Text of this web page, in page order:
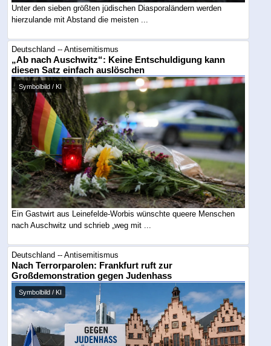
Unter den sieben größten jüdischen Diasporaländern werden
hierzulande mit Abstand die meisten ...
Deutschland -- Antisemitismus
„Ab nach Auschwitz“: Keine Entschuldigung kann
diesen Satz einfach auslöschen
Symbolbild / KI
Ein Gastwirt aus Leinefelde-Worbis wünschte queere Menschen
nach Auschwitz und schrieb „weg mit ...
Deutschland -- Antisemitismus
Nach Terrorparolen: Frankfurt ruft zur
Großdemonstration gegen Judenhass
Symbolbild / KI